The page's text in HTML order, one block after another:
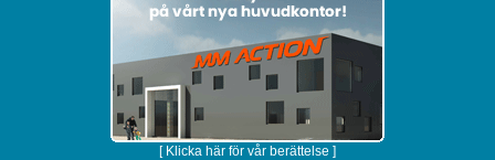
[ Klicka här för vår berättelse ]